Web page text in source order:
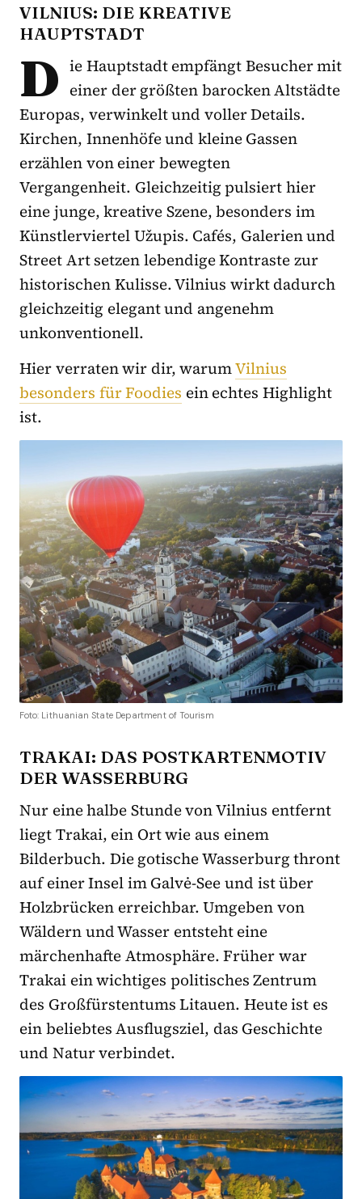
VILNIUS: DIE KREATIVE
HAUPTSTADT
D ie Hauptstadt empfängt Besucher mit
einer der größten barocken Altstädte
Europas, verwinkelt und voller Details.
Kirchen, Innenhöfe und kleine Gassen
erzählen von einer bewegten
Vergangenheit. Gleichzeitig pulsiert hier
eine junge, kreative Szene, besonders im
Künstlerviertel Užupis. Cafés, Galerien und
Street Art setzen lebendige Kontraste zur
historischen Kulisse. Vilnius wirkt dadurch
gleichzeitig elegant und angenehm
unkonventionell.
Hier verraten wir dir, warumVilnius
besonders für Foodies ein echtes Highlight
ist.
Foto: Lithuanian State Department of Tourism
TRAKAI: DAS POSTKARTENMOTIV
DER WASSERBURG
Nur eine halbe Stunde von Vilnius entfernt
liegt Trakai, ein Ort wie aus einem
Bilderbuch. Die gotische Wasserburg thront
auf einer Insel im Galvė-See und ist über
Holzbrücken erreichbar. Umgeben von
Wäldern und Wasser entsteht eine
märchenhafte Atmosphäre. Früher war
Trakai ein wichtiges politisches Zentrum
des Großfürstentums Litauen. Heute ist es
ein beliebtes Ausflugsziel, das Geschichte
und Natur verbindet.